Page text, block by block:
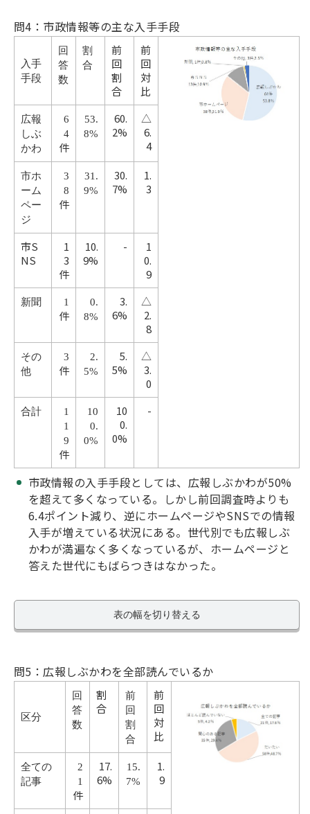
問4：市政情報等の主な入手手段
入手
手段
回
答
数
割
合
前
回
割
合
前
回
対
比
広報
しぶ
かわ
6
4
件
53.
8%
60.
2%
△
6.
4
市ホ
ーム
ペー
ジ
3
8
件
31.
9%
30.
7%
1.
3
市S
NS
1
3
件
10.
9%
-
1
0.
9
新聞 1
件
0.
8%
3.
6%
△
2.
8
その
他
3
件
2.
5%
5.
5%
△
3.
0
合計
1
1
9
件
10
0.
0%
10
0.
0%
-
市政情報の入手手段としては、広報しぶかわが50%
を超えて多くなっている。しかし前回調査時よりも
6.4ポイント減り、逆にホームページやSNSでの情報
入手が増えている状況にある。世代別でも広報しぶ
かわが満遍なく多くなっているが、ホームページと
答えた世代にもばらつきはなかった。
表の幅を切り替える
問5：広報しぶかわを全部読んでいるか
区分
回
答
数
割
合
前
回
割
合
前
回
対
比
全ての
記事
2
1
件
17.
6%
15.
7%
1.
9